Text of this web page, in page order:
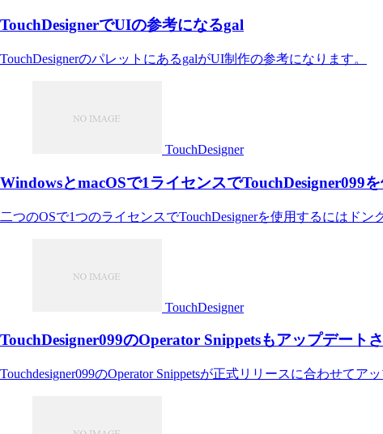
TouchDesignerでUIの参考になるgal
TouchDesignerのパレットにあるgalがUI制作の参考になります。
TouchDesigner
WindowsとmacOSで1ライセンスでTouchDesigner099
二つのOSで1つのライセンスでTouchDesignerを使用するにはドン
TouchDesigner
TouchDesigner099のOperator Snippetsもアップデート
Touchdesigner099のOperator Snippetsが正式リリースに合わせてア